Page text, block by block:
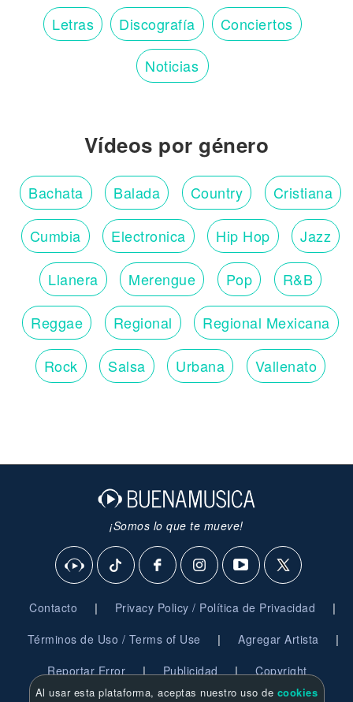
Letras Discografía Conciertos
Noticias
Vídeos por género
Bachata Balada Country Cristiana
Cumbia Electronica Hip Hop Jazz
Llanera Merengue Pop R&B
Reggae Regional Regional Mexicana
Rock Salsa Urbana Vallenato
¡Somos lo que te mueve!
Contacto | Privacy Policy / Política de Privacidad |
Términos de Uso / Terms of Use | Agregar Artista |
Reportar Error | Publicidad | Copyright
Al usar esta plataforma, aceptas nuestro uso de cookies